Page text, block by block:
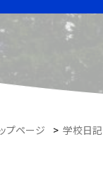
プページ > 学校日記